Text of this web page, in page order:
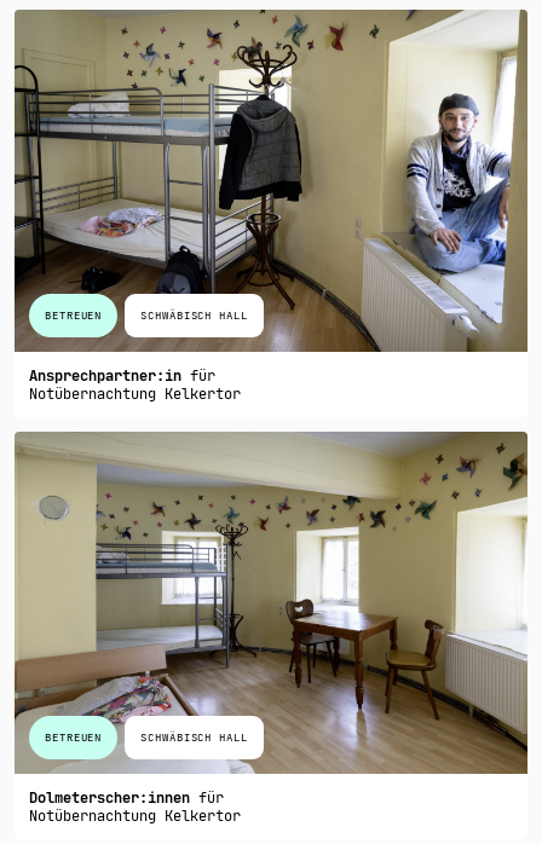
BETREUEN SCHWÄBISCH HALL
Ansprechpartner:in für
Notübernachtung Kelkertor
BETREUEN SCHWÄBISCH HALL
Dolmeterscher:innen für
Notübernachtung Kelkertor